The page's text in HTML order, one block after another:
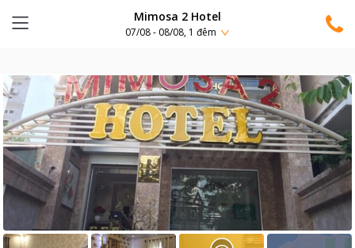
Mimosa 2 Hotel
07/08 - 08/08, 1 đêm